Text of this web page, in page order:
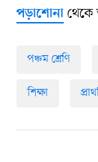
পড়াশোনা
পঞ্চম শ্রেণি
শিক্ষা